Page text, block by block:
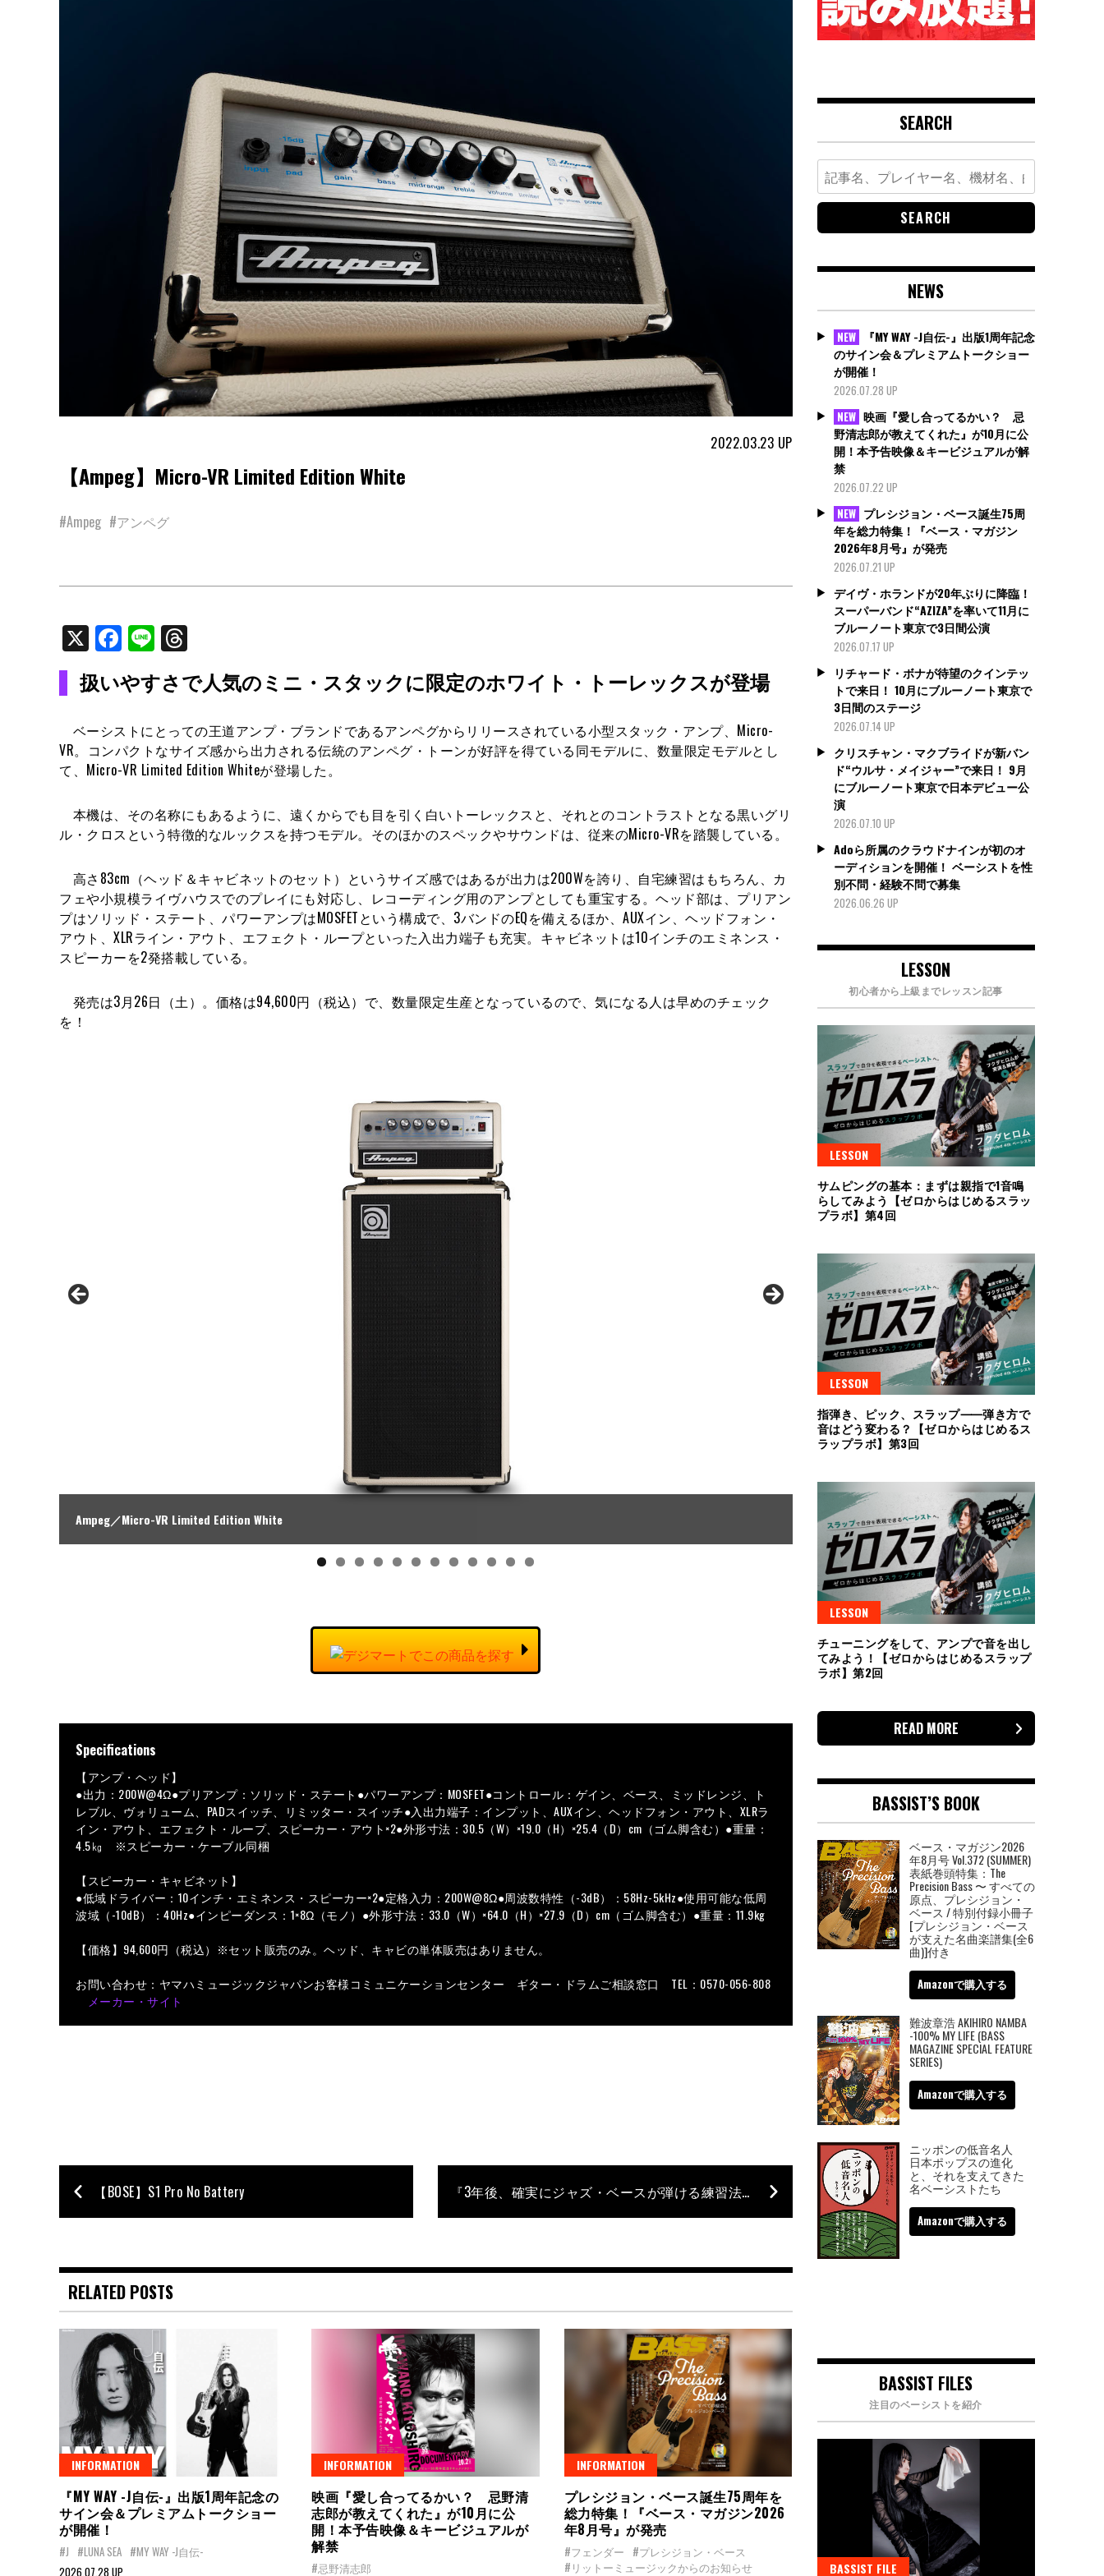
2022.03.23 UP
【Ampeg】Micro-VR Limited Edition White
#Ampeg #アンペグ
X Facebook
Line
扱いやすさで人気のミニ・スタックに限定のホワイト・トーレックスが登場
ベーシストにとっての王道アンプ・ブランドであるアンペグからリリースされている小型スタック・アンプ、Micro-
VR。コンパクトなサイズ感から出力される伝統のアンペグ・トーンが好評を得ている同モデルに、数量限定モデルとし
て、Micro-VR Limited Edition Whiteが登場した。
本機は、その名称にもあるように、遠くからでも目を引く白いトーレックスと、それとのコントラストとなる黒いグリ
ル・クロスという特徴的なルックスを持つモデル。そのほかのスペックやサウンドは、従来のMicro-VRを踏襲している。
高さ83cm（ヘッド＆キャビネットのセット）というサイズ感ではあるが出力は200Wを誇り、自宅練習はもちろん、カ
フェや小規模ライヴハウスでのプレイにも対応し、レコーディング用のアンプとしても重宝する。ヘッド部は、プリアン
プはソリッド・ステート、パワーアンプはMOSFETという構成で、3バンドのEQを備えるほか、AUXイン、ヘッドフォン・
アウト、XLRライン・アウト、エフェクト・ループといった入出力端子も充実。キャビネットは10インチのエミネンス・
スピーカーを2発搭載している。
発売は3月26日（土）。価格は94,600円（税込）で、数量限定生産となっているので、気になる人は早めのチェック
を！
Ampeg／Micro-VR Limited Edition White
Specifications
【アンプ・ヘッド】
●出力：200W@4Ω●プリアンプ：ソリッド・ステート●パワーアンプ：MOSFET●コントロール：ゲイン、ベース、ミッドレンジ、ト
レブル、ヴォリューム、PADスイッチ、リミッター・スイッチ●入出力端子：インプット、AUXイン、ヘッドフォン・アウト、XLRラ
イン・アウト、エフェクト・ループ、スピーカー・アウト×2●外形寸法：30.5（W）×19.0（H）×25.4（D）cm（ゴム脚含む）●重量：
4.5㎏ ※スピーカー・ケーブル同梱
【スピーカー・キャビネット】
●低域ドライバー：10インチ・エミネンス・スピーカー×2●定格入力：200W@8Ω●周波数特性（-3dB）：58Hz-5kHz●使用可能な低周
波域（-10dB）：40Hz●インピーダンス：1×8Ω（モノ）●外形寸法：33.0（W）×64.0（H）×27.9（D）cm（ゴム脚含む）●重量：11.9kg
【価格】94,600円（税込）※セット販売のみ。ヘッド、キャビの単体販売はありません。
お問い合わせ：ヤマハミュージックジャパンお客様コミュニケーションセンター ギター・ドラムご相談窓口 TEL：0570-056-808
メーカー・サイト
【BOSE】S1 Pro No Battery 『3年後、確実にジャズ・ベースが弾ける練習法』の実演イベントが開催！
RELATED POSTS
INFORMATION
『MY WAY -J自伝-』出版1周年記念の
サイン会＆プレミアムトークショー
が開催！
#J #LUNA SEA #MY WAY -J自伝-
2026.07.28 UP
INFORMATION
映画『愛し合ってるかい？ 忌野清
志郎が教えてくれた』が10月に公
開！本予告映像＆キービジュアルが
解禁
#忌野清志郎
INFORMATION
プレシジョン・ベース誕生75周年を
総力特集！『ベース・マガジン2026
年8月号』が発売
#フェンダー #プレシジョン・ベース
#リットーミュージックからのお知らせ
SEARCH
Search
for:
NEWS
NEW
『MY WAY -J自伝-』出版1周年記念
のサイン会＆プレミアムトークショー
が開催！
2026.07.28 UP
NEW 映画『愛し合ってるかい？ 忌
野清志郎が教えてくれた』が10月に公
開！本予告映像＆キービジュアルが解
禁
2026.07.22 UP
NEW プレシジョン・ベース誕生75周
年を総力特集！『ベース・マガジン
2026年8月号』が発売
2026.07.21 UP
デイヴ・ホランドが20年ぶりに降臨！
スーパーバンド“AZIZA”を率いて11月に
ブルーノート東京で3日間公演
2026.07.17 UP
リチャード・ボナが待望のクインテッ
トで来日！ 10月にブルーノート東京で
3日間のステージ
2026.07.14 UP
クリスチャン・マクブライドが新バン
ド“ウルサ・メイジャー”で来日！ 9月
にブルーノート東京で日本デビュー公
演
2026.07.10 UP
Adoら所属のクラウドナインが初のオ
ーディションを開催！ ベーシストを性
別不問・経験不問で募集
2026.06.26 UP
LESSON
初心者から上級までレッスン記事
LESSON
サムピングの基本：まずは親指で1音鳴
らしてみよう【ゼロからはじめるスラッ
プラボ】第4回
LESSON
指弾き、ピック、スラップ⸺弾き方で
音はどう変わる？【ゼロからはじめるス
ラップラボ】第3回
LESSON
チューニングをして、アンプで音を出し
てみよう！【ゼロからはじめるスラップ
ラボ】第2回
READ MORE
BASSIST’S BOOK
ベース・マガジン2026
年8月号 Vol.372 (SUMMER)
表紙巻頭特集：The
Precision Bass 〜 すべての
原点、プレシジョン・
ベース / 特別付録小冊子
[プレシジョン・ベース
が支えた名曲楽譜集(全6
曲)]付き
Amazonで購入する
難波章浩 AKIHIRO NAMBA
-100% MY LIFE (BASS
MAGAZINE SPECIAL FEATURE
SERIES)
Amazonで購入する
ニッポンの低音名人
日本ポップスの進化
と、それを支えてきた
名ベーシストたち
Amazonで購入する
BASSIST FILES
注目のベーシストを紹介
BASSIST FILE